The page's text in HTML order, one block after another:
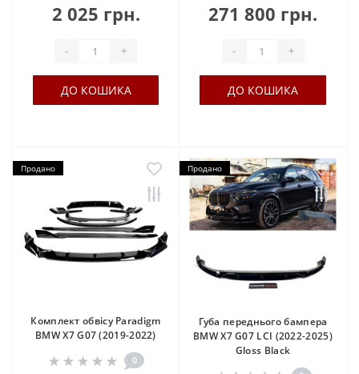
2 025 грн.
- +
ДО КОШИКА
271 800 грн.
- +
ДО КОШИКА
Продано
Комплект обвісу Paradigm
BMW X7 G07 (2019-2022)
0
Продано
Губа переднього бампера
BMW X7 G07 LCI (2022-2025)
Gloss Black